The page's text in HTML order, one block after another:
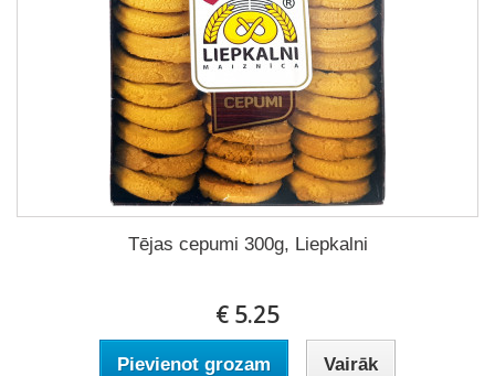
Tējas cepumi 300g, Liepkalni
€ 5.25
Pievienot grozam Vairāk